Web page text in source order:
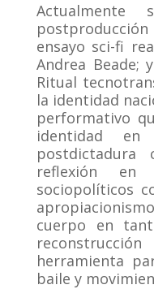
postproducción
ensayo sci-fi
Andrea Beade;
Ritual
la identidad
performativo
identidad
postdictadura
reflexión en
sociopolíticos
cuerpo en
herramienta
baile y